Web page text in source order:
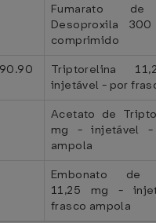
Fumarato de
Desoproxila
comprimido
Triptorelina
injetável - por
Acetato de
mg - injetável
ampola
Embonato de
11,25 mg -
frasco ampola